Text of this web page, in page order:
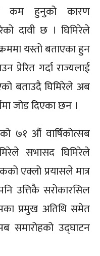
कम हुनुको कारण
दावी छ । घिमिरेले
यस्तो बताएका हुन
प्रेरित गर्दा राज्यलाई
बताउदै घिमिरेले अब
जोड दिएका छन ।
७१ औं वार्षिकोत्सब
सभासद घिमिरेले
एक्लो प्रयासले मात्र
उत्तिकै सरोकारसिल
प्रमुख अतिथि समेत
समारोहको उद्घाटन